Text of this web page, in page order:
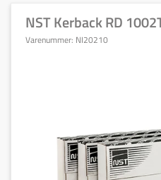
NST Kerback RD
Varenummer: NI20210